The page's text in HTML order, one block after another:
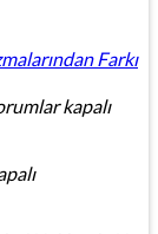
Farkı
kapalı